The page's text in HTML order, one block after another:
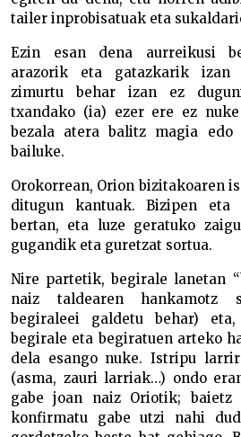
tailer inprobisatuak eta
Ezin esan dena aurreikusi
arazorik eta gatazkarik izan
zimurtu behar izan ez
txandako (ia) ezer ere ez
bezala atera balitz magia edo
bailuke.
Orokorrean, Orion bizitakoaren
ditugun kantuak. Bizipen eta
bertan, eta luze geratuko
gugandik eta guretzat sortua.
Nire partetik, begirale lanetan
naiz taldearen hankamotz
begiraleei galdetu behar)
begirale eta begiratuen arteko
dela esango nuke. Istripu
(asma, zauri larriak…) ondo
gabe joan naiz Oriotik; baietz
konfirmatu gabe utzi nahi